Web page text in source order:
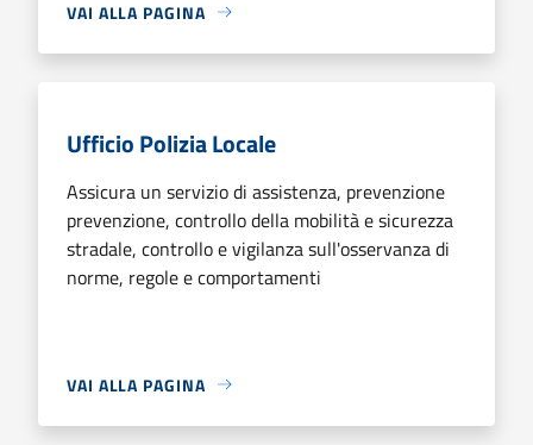
VAI ALLA PAGINA
Ufficio Polizia Locale
Assicura un servizio di assistenza, prevenzione
prevenzione, controllo della mobilità e sicurezza
stradale, controllo e vigilanza sull'osservanza di
norme, regole e comportamenti
VAI ALLA PAGINA